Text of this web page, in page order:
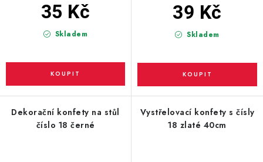
Skladem
35 Kč
Skladem
39 Kč
Dekorační konfety na stůl
číslo 18 černé
Vystřelovací konfety s čísly
18 zlaté 40cm